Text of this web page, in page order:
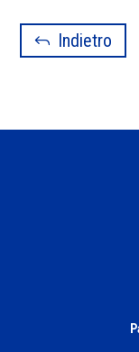
Indietro